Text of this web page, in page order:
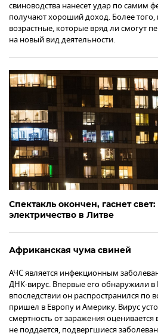
свиноводства нанесет удар по самим
получают хороший доход. Более
возрастные, которые вряд ли смогут
на новый вид деятельности.
Спектакль окончен, гаснет
электричество в Литве
Африканская чума свиней
АЧС является инфекционным
ДНК-вирус. Впервые его обнаружили в
впоследствии он распространился по
пришел в Европу и Америку. Вирус
смертность от заражения
не поддается, подвергшиеся